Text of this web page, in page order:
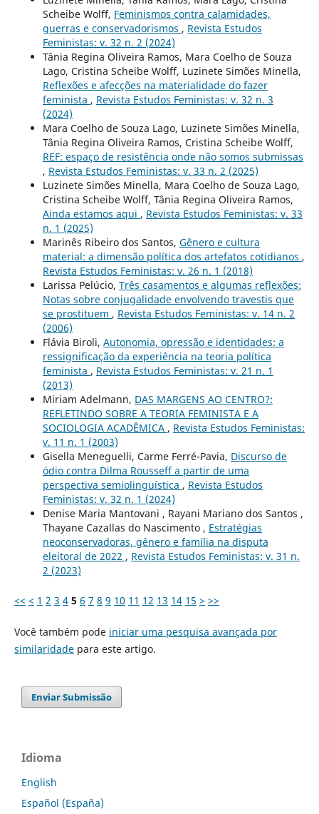
Scheibe Wolff, Feminismos contra calamidades,
guerras e conservadorismos , Revista Estudos
Feministas: v. 32 n. 2 (2024)
Tânia Regina Oliveira Ramos, Mara Coelho de Souza
Lago, Cristina Scheibe Wolff, Luzinete Simões Minella,
Reflexões e afecções na materialidade do fazer
feminista , Revista Estudos Feministas: v. 32 n. 3
(2024)
Mara Coelho de Souza Lago, Luzinete Simões Minella,
Tânia Regina Oliveira Ramos, Cristina Scheibe Wolff,
REF: espaço de resistência onde não somos submissas
, Revista Estudos Feministas: v. 33 n. 2 (2025)
Luzinete Simões Minella, Mara Coelho de Souza Lago,
Cristina Scheibe Wolff, Tânia Regina Oliveira Ramos,
Ainda estamos aqui , Revista Estudos Feministas: v. 33
n. 1 (2025)
Marinês Ribeiro dos Santos, Gênero e cultura
material: a dimensão política dos artefatos cotidianos ,
Revista Estudos Feministas: v. 26 n. 1 (2018)
Larissa Pelúcio, Três casamentos e algumas reflexões:
Notas sobre conjugalidade envolvendo travestis que
se prostituem , Revista Estudos Feministas: v. 14 n. 2
(2006)
Flávia Biroli, Autonomia, opressão e identidades: a
ressignificação da experiência na teoria política
feminista , Revista Estudos Feministas: v. 21 n. 1
(2013)
Miriam Adelmann, DAS MARGENS AO CENTRO?:
REFLETINDO SOBRE A TEORIA FEMINISTA E A
SOCIOLOGIA ACADÊMICA , Revista Estudos Feministas:
v. 11 n. 1 (2003)
Gisella Meneguelli, Carme Ferré-Pavia, Discurso de
ódio contra Dilma Rousseff a partir de uma
perspectiva semiolinguística , Revista Estudos
Feministas: v. 32 n. 1 (2024)
Denise Maria Mantovani , Rayani Mariano dos Santos ,
Thayane Cazallas do Nascimento , Estratégias
neoconservadoras, gênero e família na disputa
eleitoral de 2022 , Revista Estudos Feministas: v. 31 n.
2 (2023)
<< < 1 2 3 4 5 6 7 8 9 10 11 12 13 14 15 > >>
Você também pode iniciar uma pesquisa avançada por
similaridadepara este artigo.
Enviar Submissão
Idioma
English
Español (España)